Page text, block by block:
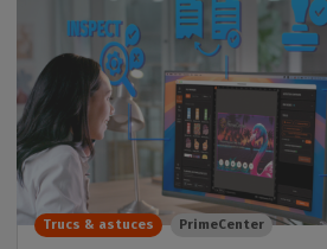
Trucs & astuces PrimeCenter